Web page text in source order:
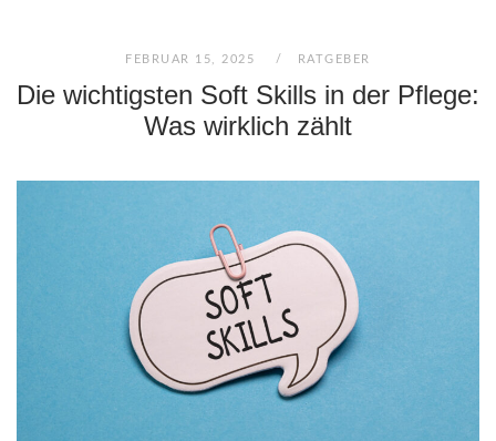
FEBRUAR 15, 2025 RATGEBER
Die wichtigsten Soft Skills in der Pflege:
Was wirklich zählt